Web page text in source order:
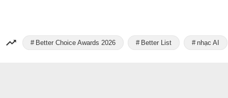
Better Choice Awards 2026 Better List nhạc AI